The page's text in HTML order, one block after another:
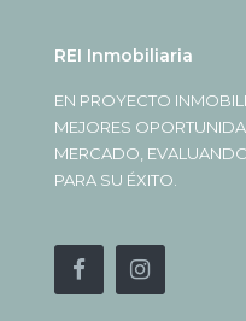
REI Inmobiliaria
EN PROYECTO
MEJORES
MERCADO,
PARA SU ÉXITO.